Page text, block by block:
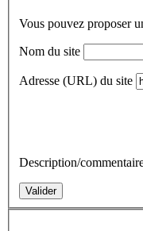
Vous pouvez proposer
Nom du site
Adresse (URL) du site
Description/